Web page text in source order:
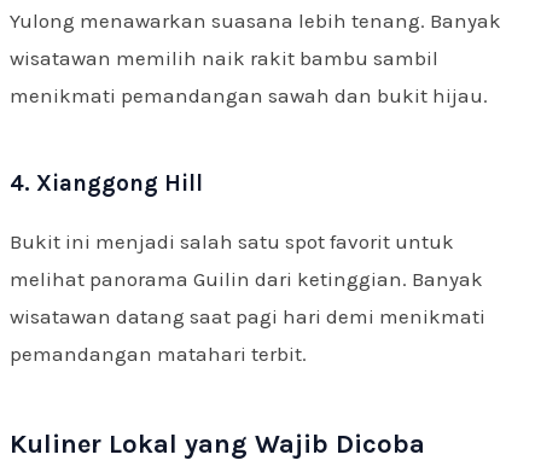
Yulong menawarkan suasana lebih tenang. Banyak
wisatawan memilih naik rakit bambu sambil
menikmati pemandangan sawah dan bukit hijau.
4. Xianggong Hill
Bukit ini menjadi salah satu spot favorit untuk
melihat panorama Guilin dari ketinggian. Banyak
wisatawan datang saat pagi hari demi menikmati
pemandangan matahari terbit.
Kuliner Lokal yang Wajib Dicoba